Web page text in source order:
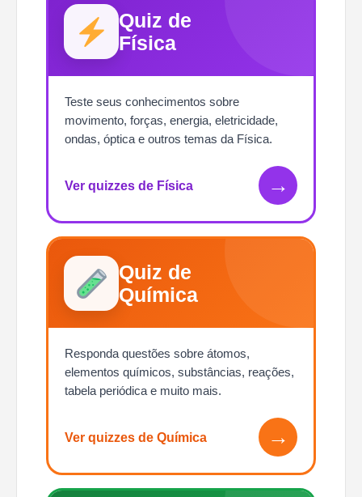
Quiz de
Física
Teste seus conhecimentos sobre
movimento, forças, energia, eletricidade,
ondas, óptica e outros temas da Física.
Ver quizzes de Física →
Quiz de
Química
Responda questões sobre átomos,
elementos químicos, substâncias, reações,
tabela periódica e muito mais.
Ver quizzes de Química →